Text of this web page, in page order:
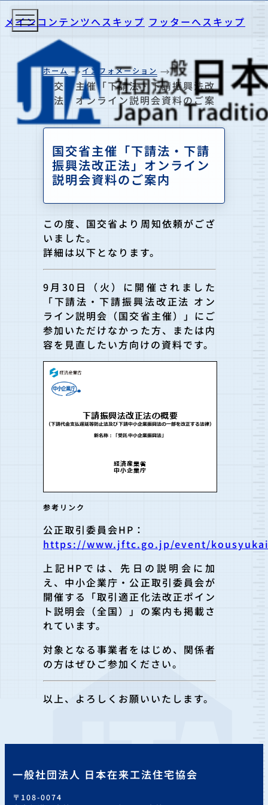
メインコンテンツへスキップ フッターへスキップ
ホーム インフォメーション
国交省主催「下請法・下請振興法改
正法」オンライン説明会資料のご案
国交省主催「下請法・下請
振興法改正法」オンライン
説明会資料のご案内
この度、国交省より周知依頼がござ
いました。
詳細は以下となります。
9月30日（火）に開催されました
「下請法・下請振興法改正法 オン
ライン説明会（国交省主催）」にご
参加いただけなかった方、または内
容を見直したい方向けの資料です。
参考リンク
公正取引委員会HP：
https://www.jftc.go.jp/event/
上記HPでは、先日の説明会に加
え、中小企業庁・公正取引委員会が
開催する「取引適正化法改正ポイン
ト説明会（全国）」の案内も掲載さ
れています。
対象となる事業者をはじめ、関係者
の方はぜひご参加ください。
以上、よろしくお願いいたします。
一般社団法人 日本在来工法住宅協会
〒108-0074